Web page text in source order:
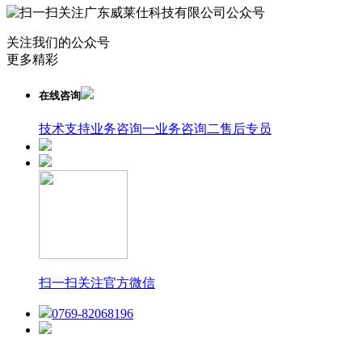
关注我们的公众号
更多精彩
在线咨询
技术支持业务咨询一业务咨询二售后专员
扫一扫关注官方微信
0769-82068196